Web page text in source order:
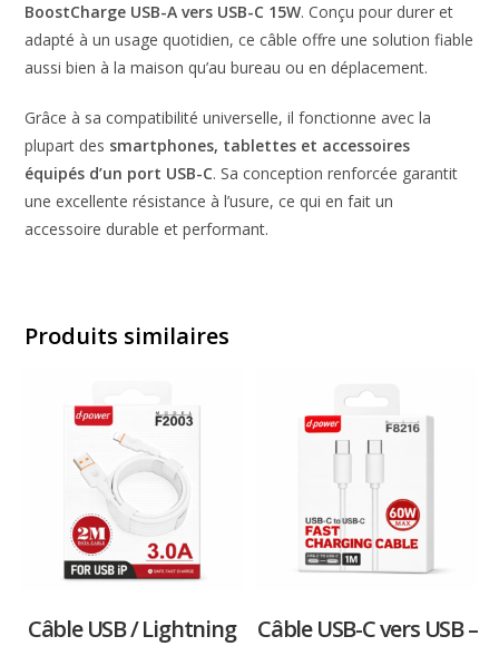
BoostCharge USB-A vers USB-C 15W. Conçu pour durer et
adapté à un usage quotidien, ce câble offre une solution fiable
aussi bien à la maison qu’au bureau ou en déplacement.
Grâce à sa compatibilité universelle, il fonctionne avec la
plupart des smartphones, tablettes et accessoires
équipés d’un port USB-C. Sa conception renforcée garantit
une excellente résistance à l’usure, ce qui en fait un
accessoire durable et performant.
Produits similaires
Câble USB / Lightning
Câble USB-C vers USB –